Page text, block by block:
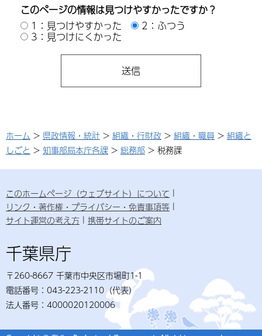
このページの情報は見つけやすかったですか？
1：見つけやすかった
2：ふつう
3：見つけにくかった
ホーム > 県政情報・統計 > 組織・行財政 > 組織・職員 > 組織と
しごと > 知事部局本庁各課 > 総務部 > 税務課
このホームページ（ウェブサイト）について
リンク・著作権・プライバシー・免責事項等
サイト運営の考え方
携帯サイトのご案内
千葉県庁
〒260-8667 千葉市中央区市場町1-1
電話番号：043-223-2110（代表）
法人番号：4000020120006